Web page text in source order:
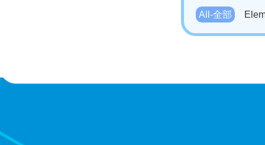
All-全部